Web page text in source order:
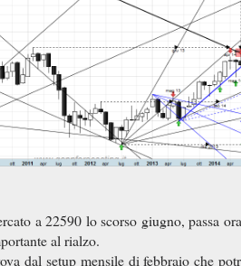
a 22590 lo scorso giugno, passa
al rialzo.
dal setup mensile di febbraio che